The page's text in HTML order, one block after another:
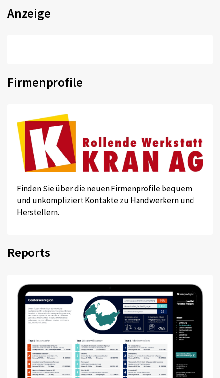
Anzeige
Firmenprofile
Finden Sie über die neuen Firmenprofile bequem
und unkompliziert Kontakte zu Handwerkern und
Herstellern.
Reports